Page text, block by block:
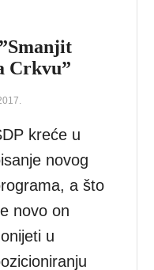
Crkvu”
kreće u
novog
a što
novo on
u